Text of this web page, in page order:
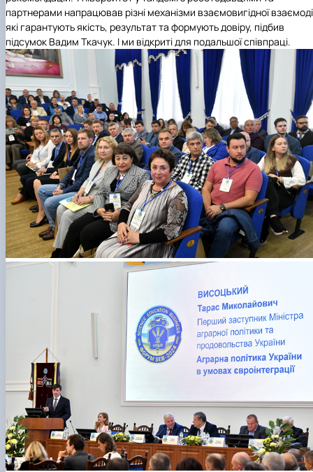
партнерами напрацював різні механізми взаємовигідної
які гарантують якість, результат та формують довіру, підбив
підсумок Вадим Ткачук. І ми відкриті для подальшої співпраці.